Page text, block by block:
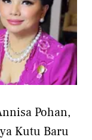
Pohan,
Kutu Baru